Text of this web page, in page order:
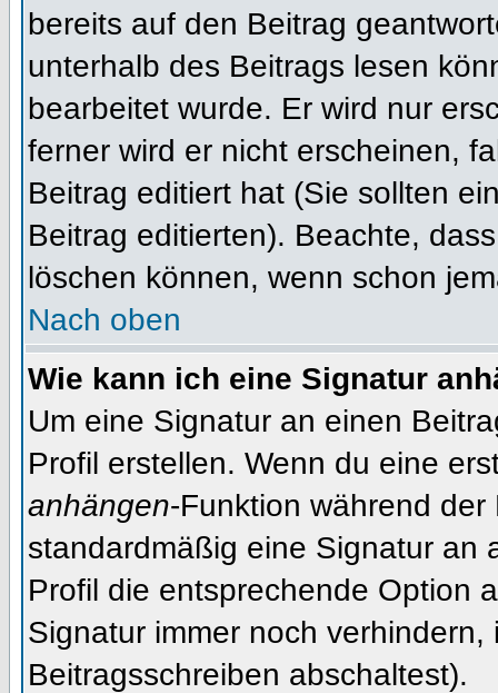
bereits auf den Beitrag
unterhalb des Beitrags lesen
bearbeitet wurde. Er wird nur
ferner wird er nicht erscheinen,
Beitrag editiert hat (Sie sollten
Beitrag editierten). Beachte,
löschen können, wenn schon
Nach oben
Wie kann ich eine Signatur
Um eine Signatur an einen
Profil erstellen. Wenn du eine
anhängen-Funktion während
standardmäßig eine Signatur an
Profil die entsprechende Option
Signatur immer noch
Beitragsschreiben abschaltest).